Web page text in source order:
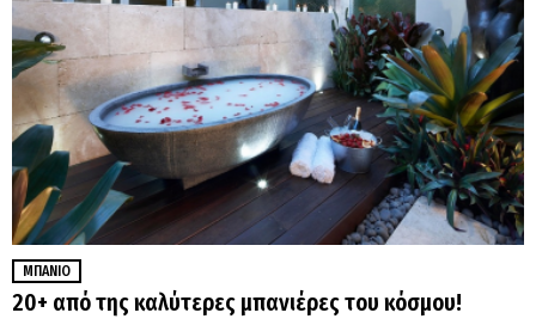
ΜΠΆΝΙΟ
20+ από της καλύτερες μπανιέρες του κόσμου!